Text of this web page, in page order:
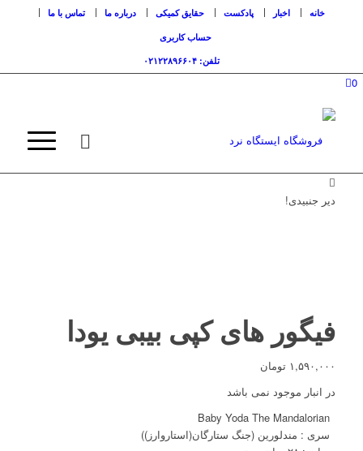
خانه اخبار پادکست حقایق کمیکی درباره ما
تماس با ما
حساب کاربری
تلفن: ۰۲۱۲۲۸۹۶۶۰۴
0
دیر جنبیدی!
فیگور های کپی بیبی یودا
۱,۵۹۰,۰۰۰ تومان
در انبار موجود نمی باشد
Baby Yoda The Mandalorian
سری : مندلورین (جنگ ستارگان(استاروارز))